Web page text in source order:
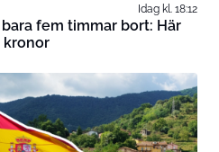
Idag kl. 18:12
fem timmar bort: Här
kronor